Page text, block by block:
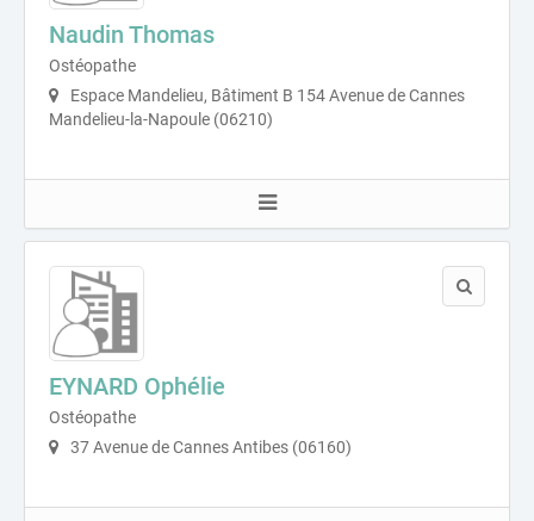
Naudin Thomas
Ostéopathe
Espace Mandelieu, Bâtiment B 154 Avenue de Cannes
Mandelieu-la-Napoule (06210)
EYNARD Ophélie
Ostéopathe
37 Avenue de Cannes Antibes (06160)